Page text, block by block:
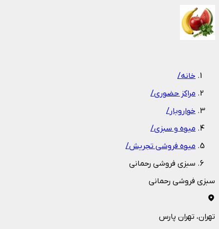
خانه/
مراکز حضوری/
خواروبار/
میوه و سبزی/
میوه فروشی تجریش/
سبزی فروشی رحمانی
سبزی فروشی رحمانی
تهران، تهران پارس